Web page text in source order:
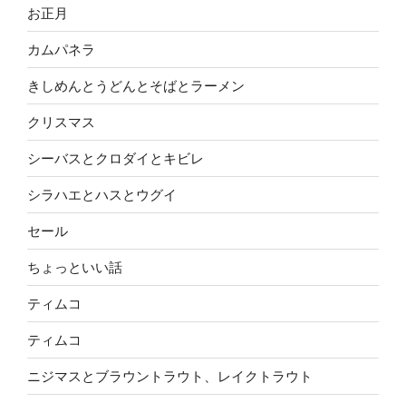
お正月
カムパネラ
きしめんとうどんとそばとラーメン
クリスマス
シーバスとクロダイとキビレ
シラハエとハスとウグイ
セール
ちょっといい話
ティムコ
ティムコ
ニジマスとブラウントラウト、レイクトラウト